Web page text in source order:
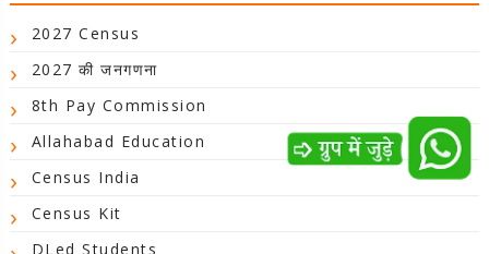
2027 Census
2027 की जनगणना
8th Pay Commission
Allahabad Education
Census India
Census Kit
DLed Students